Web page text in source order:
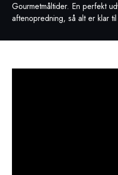
Gourmetmåltider. En perfekt
aftenopredning, så alt er klar